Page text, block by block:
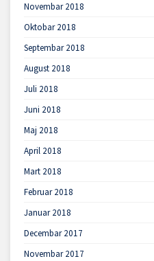
Novembar 2018
Oktobar 2018
Septembar 2018
August 2018
Juli 2018
Juni 2018
Maj 2018
April 2018
Mart 2018
Februar 2018
Januar 2018
Decembar 2017
Novembar 2017